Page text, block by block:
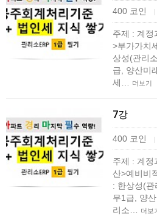
400 코인 |
주제 : 계정
>부가가치
상성(관리
급, 양산미
세…
더보기
7강
400 코인 |
주제 : 계정
산>예비비
: 한상성(관
무1급, 양
리소…
더보